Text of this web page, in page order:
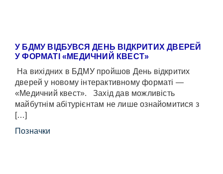
У БДМУ ВІДБУВСЯ ДЕНЬ ВІДКРИТИХ ДВЕРЕЙ
У ФОРМАТІ «МЕДИЧНИЙ КВЕСТ»
На вихідних в БДМУ пройшов День відкритих
дверей у новому інтерактивному форматі —
«Медичний квест». Захід дав можливість
майбутнім абітурієнтам не лише ознайомитися з
[…]
Позначки